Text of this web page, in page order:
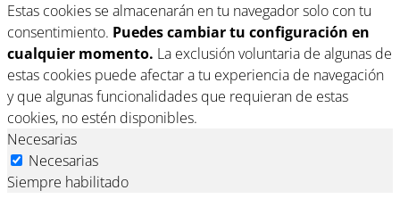
Estas cookies se almacenarán en tu navegador solo con tu
consentimiento. Puedes cambiar tu configuración en
cualquier momento. La exclusión voluntaria de algunas de
estas cookies puede afectar a tu experiencia de navegación
y que algunas funcionalidades que requieran de estas
cookies, no estén disponibles.
Necesarias
Necesarias
Siempre habilitado